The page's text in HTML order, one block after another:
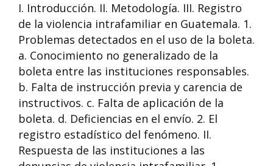
I. Introducción. II. Metodología. III. Registro
de la violencia intrafamiliar en Guatemala. 1.
Problemas detectados en el uso de la boleta.
a. Conocimiento no generalizado de la
boleta entre las instituciones responsables.
b. Falta de instrucción previa y carencia de
instructivos. c. Falta de aplicación de la
boleta. d. Deficiencias en el envío. 2. El
registro estadístico del fenómeno. II.
Respuesta de las instituciones a las